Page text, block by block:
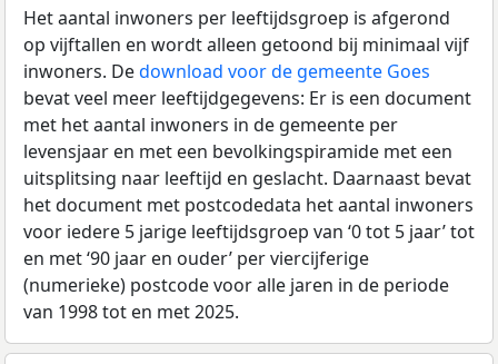
Het aantal inwoners per leeftijdsgroep is afgerond
op vijftallen en wordt alleen getoond bij minimaal vijf
inwoners. Dedownload voor de gemeente Goes
bevat veel meer leeftijdgegevens: Er is een document
met het aantal inwoners in de gemeente per
levensjaar en met een bevolkingspiramide met een
uitsplitsing naar leeftijd en geslacht. Daarnaast bevat
het document met postcodedata het aantal inwoners
voor iedere 5 jarige leeftijdsgroep van ‘0 tot 5 jaar’ tot
en met ‘90 jaar en ouder’ per viercijferige
(numerieke) postcode voor alle jaren in de periode
van 1998 tot en met 2025.